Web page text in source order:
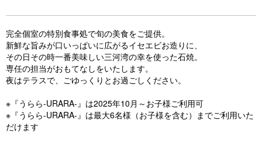
完全個室の特別食事処で旬の美食をご提供。
新鮮な旨みが口いっぱいに広がるイセエビお造りに、
その日その時一番美味しい三河湾の幸を使った石焼。
専任の担当がおもてなしをいたします。
夜はテラスで、ごゆっくりとお過ごしください。
※『うらら-URARA-』は2025年10月～お子様ご利用可
※『うらら-URARA-』は最大6名様（お子様を含む）までご利用いた
だけます